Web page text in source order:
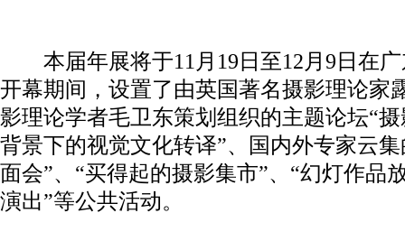
本届年展将于11月19日至12月9日在广
开幕期间，设置了由英国著名摄影理论家
影理论学者毛卫东策划组织的主题论坛“
背景下的视觉文化转译”、国内外专家云
面会”、“买得起的摄影集市”、“幻灯作品
演出”等公共活动。